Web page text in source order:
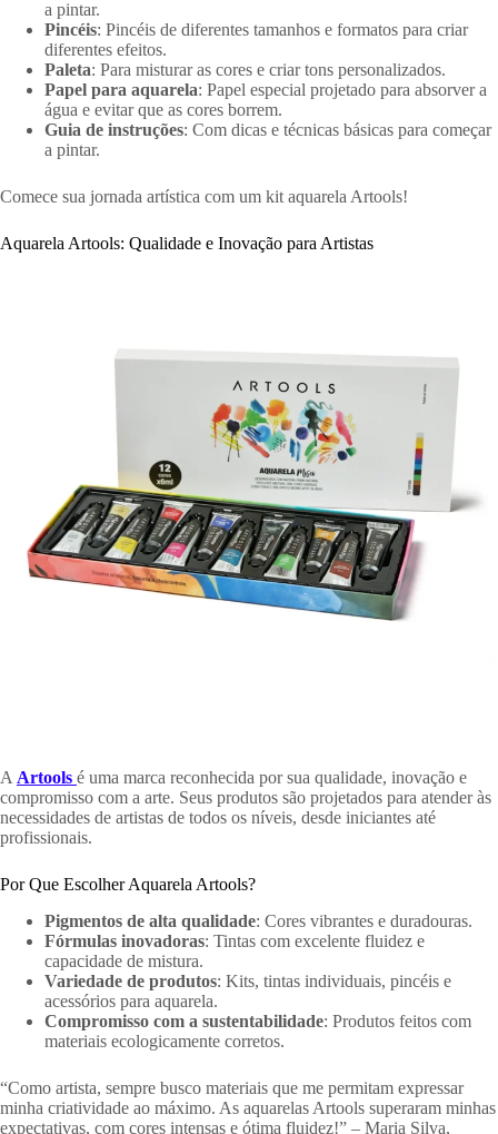
a pintar.
Pincéis: Pincéis de diferentes tamanhos e formatos para criar
diferentes efeitos.
Paleta: Para misturar as cores e criar tons personalizados.
Papel para aquarela: Papel especial projetado para absorver a
água e evitar que as cores borrem.
Guia de instruções: Com dicas e técnicas básicas para começar
a pintar.
Comece sua jornada artística com um kit aquarela Artools!
Aquarela Artools: Qualidade e Inovação para Artistas
AArtools é uma marca reconhecida por sua qualidade, inovação e
compromisso com a arte. Seus produtos são projetados para atender às
necessidades de artistas de todos os níveis, desde iniciantes até
profissionais.
Por Que Escolher Aquarela Artools?
Pigmentos de alta qualidade: Cores vibrantes e duradouras.
Fórmulas inovadoras: Tintas com excelente fluidez e
capacidade de mistura.
Variedade de produtos: Kits, tintas individuais, pincéis e
acessórios para aquarela.
Compromisso com a sustentabilidade: Produtos feitos com
materiais ecologicamente corretos.
“Como artista, sempre busco materiais que me permitam expressar
minha criatividade ao máximo. As aquarelas Artools superaram minhas
expectativas, com cores intensas e ótima fluidez!” – Maria Silva,